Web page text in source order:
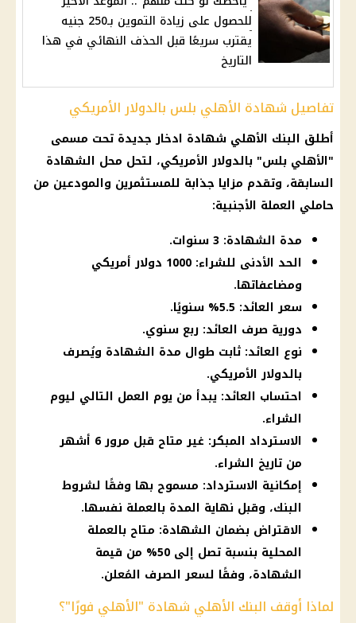
للحصول على زيادة التموين بـ250 جنيه
يقترب سريعًا قبل الحذف النهائي في هذا
التاريخ
تفاصيل شهادة الأهلي بلس بالدولار الأمريكي
أطلق البنك الأهلي شهادة ادخار جديدة تحت مسمى
"الأهلي بلس" بالدولار الأمريكي، لتحل محل الشهادة
السابقة، وتقدم مزايا جذابة للمستثمرين والمودعين من
حاملي العملة الأجنبية:
مدة الشهادة: 3 سنوات.
الحد الأدنى للشراء: 1000 دولار أمريكي
ومضاعفاتها.
سعر العائد: 5.5% سنويًا.
دورية صرف العائد: ربع سنوي.
نوع العائد: ثابت طوال مدة الشهادة ويُصرف
بالدولار الأمريكي.
احتساب العائد: يبدأ من يوم العمل التالي ليوم
الشراء.
الاسترداد المبكر: غير متاح قبل مرور 6 أشهر
من تاريخ الشراء.
إمكانية الاسترداد: مسموح بها وفقًا لشروط
البنك، وقبل نهاية المدة بالعملة نفسها.
الاقتراض بضمان الشهادة: متاح بالعملة
المحلية بنسبة تصل إلى 50% من قيمة
الشهادة، وفقًا لسعر الصرف المُعلن.
لماذا أوقف البنك الأهلي شهادة "الأهلي فورًا"؟